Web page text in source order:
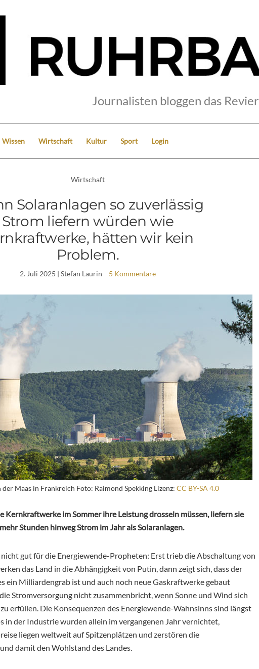
Journalisten bloggen das Revier
Wissen Wirtschaft Kultur Sport Login
Wirtschaft
Solaranlagen so zuverlässig
Strom liefern würden wie
hätten wir kein
Problem.
2. Juli 2025 | Stefan Laurin 5 Kommentare
Maas in Frankreich Foto: Raimond Spekking Lizenz: CC BY-SA 4.0
Kernkraftwerke im Sommer ihre Leistung drosseln müssen, liefern sie
Stunden hinweg Strom im Jahr als Solaranlagen.
gut für die Energiewende-Propheten: Erst trieb die Abschaltung von
das Land in die Abhängigkeit von Putin, dann zeigt sich, dass der
ein Milliardengrab ist und auch noch neue Gaskraftwerke gebaut
Stromversorgung nicht zusammenbricht, wenn Sonne und Wind sich
erfüllen. Die Konsequenzen des Energiewende-Wahnsinns sind längst
in der Industrie wurden allein im vergangenen Jahr vernichtet,
liegen weltweit auf Spitzenplätzen und zerstören die
damit den Wohlstand des Landes.